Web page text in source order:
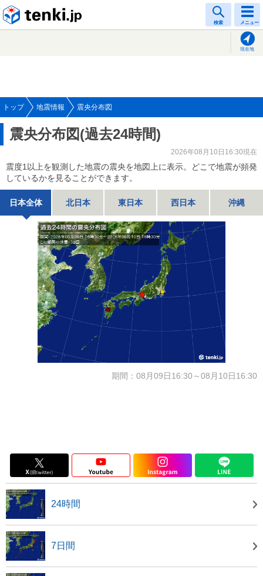
検索 メニュー
現在地
トップ 地震情報 震央分布図
震央分布図(過去24時間)
2026年08月10日16:30現在
震度1以上を観測した地震の震央を地図上に表示。どこで地震が頻発
しているかを見ることができます。
日本全体 北日本 東日本 西日本 沖縄
期間：08月09日16:30～08月10日16:30
24時間
7日間